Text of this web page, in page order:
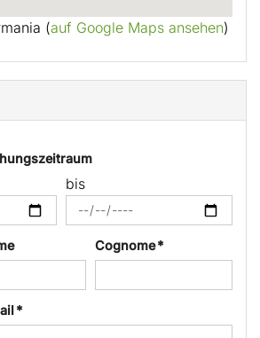
(auf Google Maps ansehen)
bis
Cognome *
*